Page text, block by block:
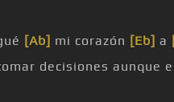
[Ab] mi corazón [Eb] a
decisiones aunque